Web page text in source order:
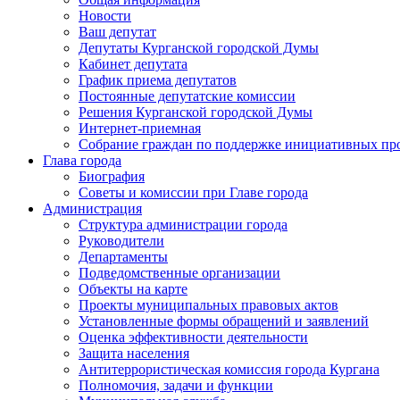
Новости
Ваш депутат
Депутаты Курганской городской Думы
Кабинет депутата
График приема депутатов
Постоянные депутатские комиссии
Решения Курганской городской Думы
Интернет-приемная
Собрание граждан по поддержке инициативных
Глава города
Биография
Советы и комиссии при Главе города
Администрация
Структура администрации города
Руководители
Департаменты
Подведомственные организации
Объекты на карте
Проекты муниципальных правовых актов
Установленные формы обращений и заявлений
Оценка эффективности деятельности
Защита населения
Антитеррористическая комиссия города Кургана
Полномочия, задачи и функции